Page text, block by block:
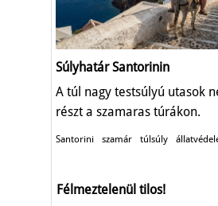
Súlyhatár Santorinin
A túl nagy testsúlyú utasok
részt a szamaras túrákon.
Santorini szamár túlsúly
Félmeztelenül tilos!